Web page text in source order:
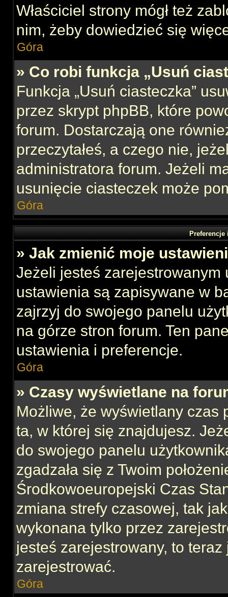
Właściciel strony mógł też
nim, żeby dowiedzieć się
Góra
» Co robi funkcja „Usuń
Funkcja „Usuń ciasteczka”
przez skrypt phpBB, które
forum. Dostarczają one
przeczytałeś, a czego nie,
administratora forum. Jeżeli
usunięcie ciasteczek może
Góra
» Jak zmienić moje
Jeżeli jesteś zarejestrowanym
ustawienia są zapisywane w
zajrzyj do swojego panelu
na górze stron forum. Ten
ustawienia i preferencje.
Góra
» Czasy wyświetlane na
Możliwe, że wyświetlany czas
ta, w której się znajdujesz.
do swojego panelu
zgadzała się z Twoim
Środkowoeuropejski Czas
zmiana strefy czasowej, tak
wykonana tylko przez
jesteś zarejestrowany, to
zarejestrować.
Góra